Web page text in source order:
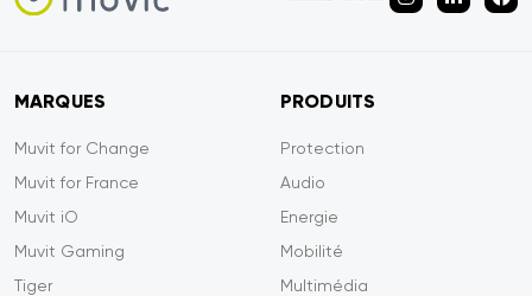
MARQUES
Muvit for Change
Muvit for France
Muvit iO
Muvit Gaming
Tiger
PRODUITS
Protection
Audio
Energie
Mobilité
Multimédia